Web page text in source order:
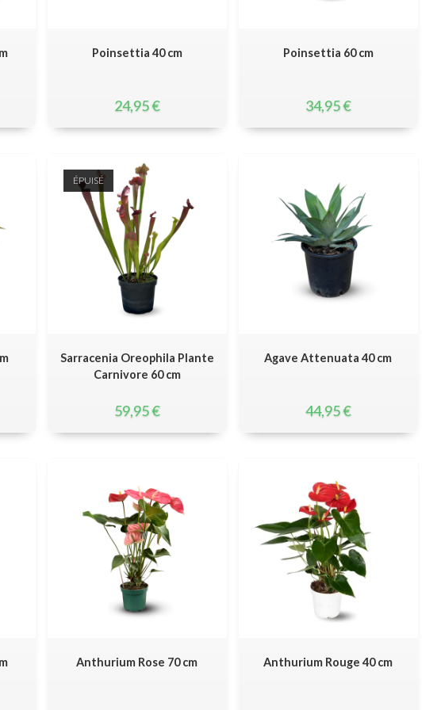
Poinsettia 40 cm
24,95€
Poinsettia 60 cm
34,95€
ÉPUISÉ
Sarracenia Oreophila Plante
Carnivore 60 cm
59,95€
Agave Attenuata 40 cm
44,95€
Anthurium Rose 70 cm Anthurium Rouge 40 cm